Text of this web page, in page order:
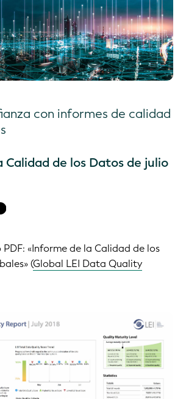
con informes de calidad
Calidad de los Datos de julio
«Informe de la Calidad de los
(Global LEI Data Quality